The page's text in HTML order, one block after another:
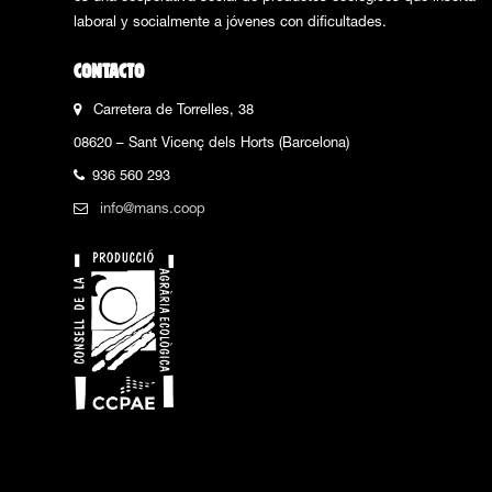
laboral y socialmente a jóvenes con dificultades.
CONTACTO
Carretera de Torrelles, 38
08620 – Sant Vicenç dels Horts (Barcelona)
936 560 293
info@mans.coop